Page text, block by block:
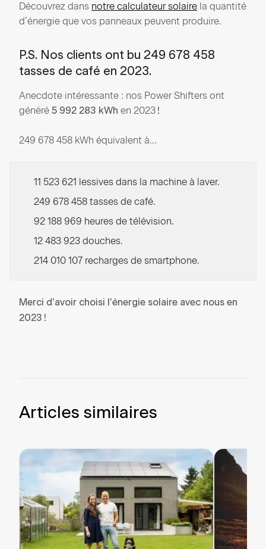
Découvrez dans notre calculateur solaire la quantité
d’énergie que vos panneaux peuvent produire.
P.S. Nos clients ont bu 249 678 458
tasses de café en 2023.
Anecdote intéressante : nos Power Shifters ont
généré 5 992 283 kWh en 2023 !
249 678 458 kWh équivalent à...
11 523 621 lessives dans la machine à laver.
249 678 458 tasses de café.
92 188 969 heures de télévision.
12 483 923 douches.
214 010 107 recharges de smartphone.
Merci d’avoir choisi l’énergie solaire avec nous en
2023 !
Articles similaires